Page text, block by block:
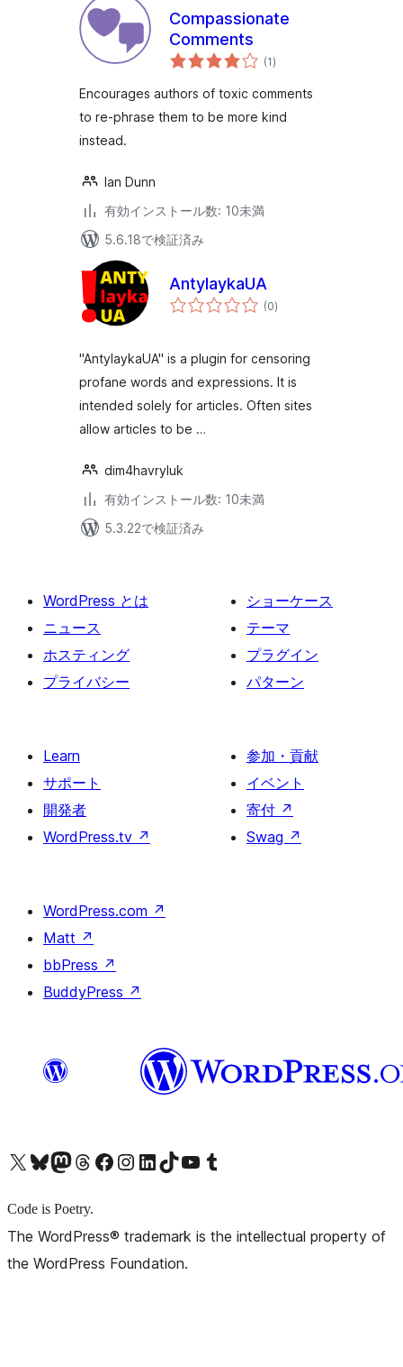
Compassionate
Comments
(1個
の
価
)
Encourages authors of toxic comments
to re-phrase them to be more kind
instead.
Ian Dunn
有効インストール数: 10未満
5.6.18で検証済み
AntylaykaUA
(0個
の)
"AntylaykaUA" is a plugin for censoring
profane words and expressions. It is
intended solely for articles. Often sites
allow articles to be …
dim4havryluk
有効インストール数: 10未満
5.3.22で検証済み
WordPress とは
ニュース
ホスティング
プライバシー
ショーケース
テーマ
プラグイン
パターン
Learn
サポート
開発者
WordPress.tv ↗
参加・貢献
イベント
寄付 ↗
Swag ↗
WordPress.com ↗
Matt ↗
bbPress ↗
BuddyPress ↗
X (旧 Twitter) アカウントへBluesky アカウントへMastodon アカウントへThreads アカウントへ Facebook ページへInstagram アカウントへ LinkedIn アカウントへTikTok アカウントへYouTube チャンネルへ Tumblr アカウントへ
Code is Poetry.
The WordPress® trademark is the intellectual property of
the WordPress Foundation.